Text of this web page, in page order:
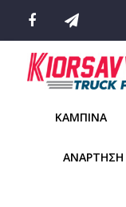
ΚΑΜΠΙΝΑ
ΑΝΑΡΤΗΣΗ